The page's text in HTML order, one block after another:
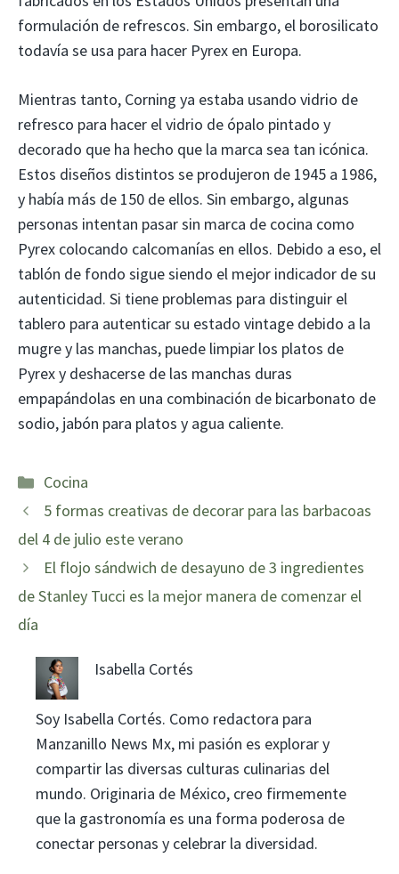
formulación de refrescos. Sin embargo, el borosilicato
todavía se usa para hacer Pyrex en Europa.
Mientras tanto, Corning ya estaba usando vidrio de
refresco para hacer el vidrio de ópalo pintado y
decorado que ha hecho que la marca sea tan icónica.
Estos diseños distintos se produjeron de 1945 a 1986,
y había más de 150 de ellos. Sin embargo, algunas
personas intentan pasar sin marca de cocina como
Pyrex colocando calcomanías en ellos. Debido a eso, el
tablón de fondo sigue siendo el mejor indicador de su
autenticidad. Si tiene problemas para distinguir el
tablero para autenticar su estado vintage debido a la
mugre y las manchas, puede limpiar los platos de
Pyrex y deshacerse de las manchas duras
empapándolas en una combinación de bicarbonato de
sodio, jabón para platos y agua caliente.
Categorías
Cocina
5 formas creativas de decorar para las barbacoas
del 4 de julio este verano
El flojo sándwich de desayuno de 3 ingredientes
de Stanley Tucci es la mejor manera de comenzar el
día
Isabella Cortés
Soy Isabella Cortés. Como redactora para
Manzanillo News Mx, mi pasión es explorar y
compartir las diversas culturas culinarias del
mundo. Originaria de México, creo firmemente
que la gastronomía es una forma poderosa de
conectar personas y celebrar la diversidad.